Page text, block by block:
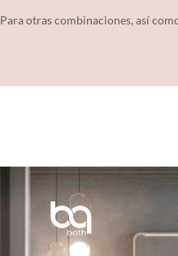
Para otras combinaciones, así